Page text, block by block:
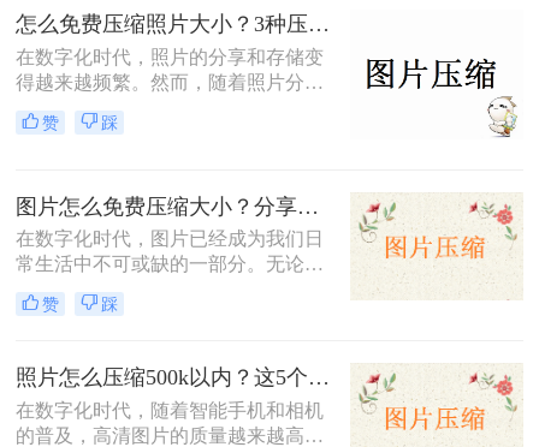
图片大小压缩的方法变得尤为重要。
那么图片大小怎么压缩呢？本文将介
绍三种实用且高效的图片压缩方法。
怎么免费压缩照片大小？3种压缩方法推荐！
在数字化时代，照片的分享和存储变
得越来越频繁。然而，随着照片分辨
率的提高，文件大小也随之增加，这
不仅占据了大量存储空间，还在上传
能节省存储空间又能保证照片质量，
成为了一项重要的技能。本文将介绍
三种实用且高效的免费照片压缩方
项。
赞 踩
图片怎么免费压缩大小？分享三种高效压缩方法！
在数字化时代，图片已经成为我们日
常生活中不可或缺的一部分。无论是
社交媒体的分享、网站的建设，还是
个人的照片保存，图片的使用频率都
片数量不断增加，图片的大小也在不
断膨胀，导致存储空间不足、上传速
度慢以及加载时间延长等一系列问
题。因此，掌握图片怎么免费压缩大
赞 踩
照片怎么压缩500k以内？这5个压缩方法推荐给你！
在数字化时代，随着智能手机和相机
的普及，高清图片的质量越来越高，